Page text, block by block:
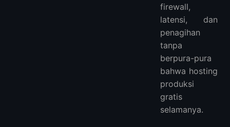
firewall,
latensi, dan
penagihan
tanpa
berpura-pura
bahwa hosting
produksi
gratis
selamanya.